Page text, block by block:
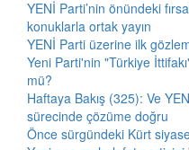
YENİ Parti’nin önündeki
konuklarla ortak yayın
YENİ Parti üzerine ilk
Yeni Parti'nin "Türkiye
mü?
Haftaya Bakış (325): Ve
sürecinde çözüme doğru
Önce sürgündeki Kürt